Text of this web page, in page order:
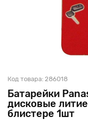
Батарейки
дисковые
блистере 1шт
Код товара: 286018